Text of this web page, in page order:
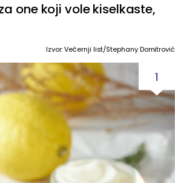
one koji vole kiselkaste,
Izvor: Večernji list/Stephany Domitrović
1